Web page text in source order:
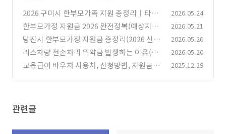
2026 구미시 한부모가족 지원 총정리｜타지
역보다 다른 특별지원정리까지
(0)
2026.05.24
한부모가정 지원금 2026 완전정복(예상지원
금 계산기)
(0)
2026.05.21
당진시 한부모가정 지원금 총정리(2026 신청
방법/자격/금액 상세안내)
(0)
2026.05.20
리스차량 전손처리 위약금 발생하는 이유(계
약기간 남아 있으면 꼭 읽으세요)
2026.05.20
교육급여 바우처 사용처, 신청방법, 지원금액 2025.12.29
관련글